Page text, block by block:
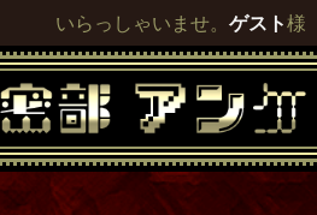
いらっしゃいませ。ゲスト様